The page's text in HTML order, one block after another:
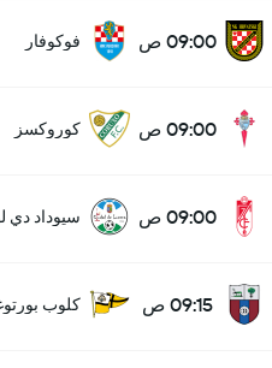
09:00 ص فوكوفار
09:00 ص كوروكسز
09:00 ص سيوداد دي
09:15 ص كلوب